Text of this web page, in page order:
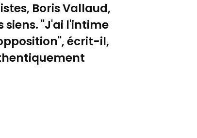
2025
LCP
Boris Vallaud,
siens. "J'ai l'intime
écrit-il,